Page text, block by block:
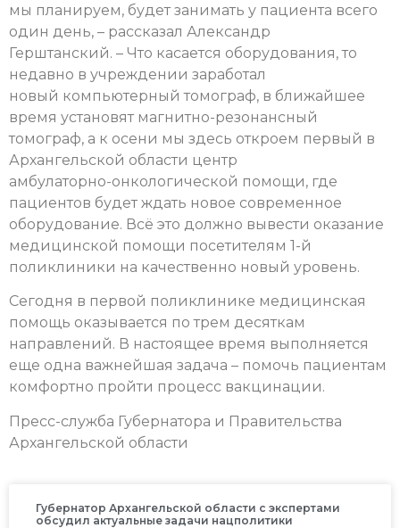
мы планируем, будет занимать у пациента всего
один день, – рассказал Александр
Герштанский. – Что касается оборудования, то
недавно в учреждении заработал
новый компьютерный томограф, в ближайшее
время установят магнитно-резонансный
томограф, а к осени мы здесь откроем первый в
Архангельской области центр
амбулаторно-онкологической помощи, где
пациентов будет ждать новое современное
оборудование. Всё это должно вывести оказание
медицинской помощи посетителям 1-й
поликлиники на качественно новый уровень.
Сегодня в первой поликлинике медицинская
помощь оказывается по трем десяткам
направлений. В настоящее время выполняется
еще одна важнейшая задача – помочь пациентам
комфортно пройти процесс вакцинации.
Пресс-служба Губернатора и Правительства
Архангельской области
Губернатор Архангельской области с экспертами
обсудил актуальные задачи нацполитики